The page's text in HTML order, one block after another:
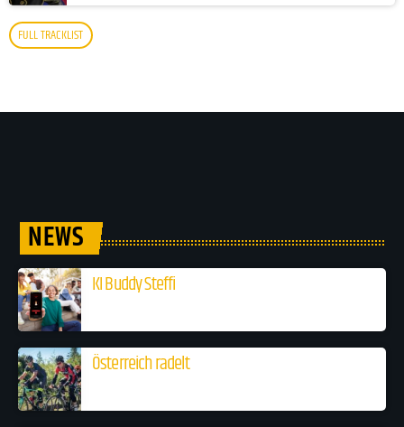
FULL TRACKLIST
NEWS
KI Buddy Steffi
Österreich radelt